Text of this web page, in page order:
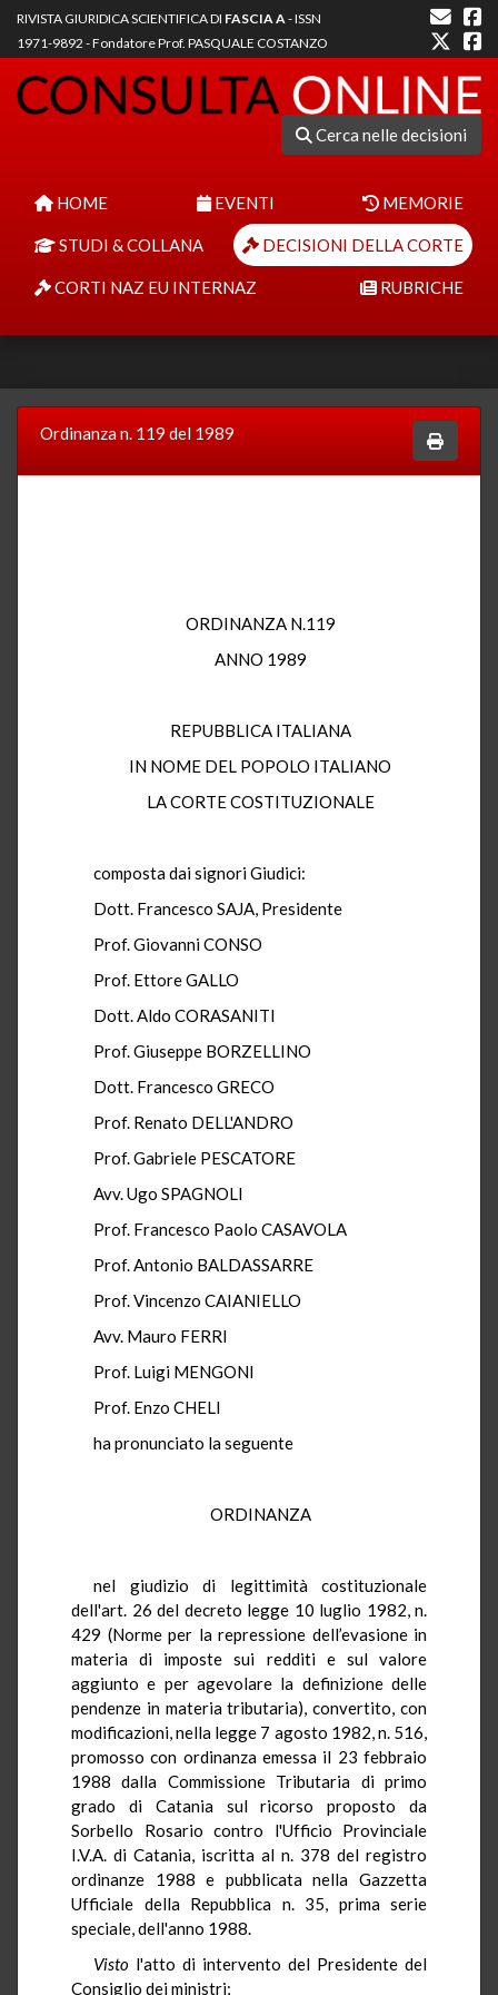
RIVISTA GIURIDICA SCIENTIFICA DI FASCIA A- ISSN
1971-9892 - Fondatore Prof. PASQUALE COSTANZO
Cerca nelle decisioni
HOME EVENTI MEMORIE
STUDI & COLLANA DECISIONI DELLA CORTE
CORTI NAZ EU INTERNAZ RUBRICHE
Ordinanza n. 119 del 1989
ORDINANZA N.119
ANNO 1989
REPUBBLICA ITALIANA
IN NOME DEL POPOLO ITALIANO
LA CORTE COSTITUZIONALE
composta dai signori Giudici:
Dott. Francesco SAJA, Presidente
Prof. Giovanni CONSO
Prof. Ettore GALLO
Dott. Aldo CORASANITI
Prof. Giuseppe BORZELLINO
Dott. Francesco GRECO
Prof. Renato DELL'ANDRO
Prof. Gabriele PESCATORE
Avv. Ugo SPAGNOLI
Prof. Francesco Paolo CASAVOLA
Prof. Antonio BALDASSARRE
Prof. Vincenzo CAIANIELLO
Avv. Mauro FERRI
Prof. Luigi MENGONI
Prof. Enzo CHELI
ha pronunciato la seguente
ORDINANZA
nel giudizio di legittimità costituzionale
dell'art. 26 del decreto legge 10 luglio 1982, n.
429 (Norme per la repressione dell’evasione in
materia di imposte sui redditi e sul valore
aggiunto e per agevolare la definizione delle
pendenze in materia tributaria), convertito, con
modificazioni, nella legge 7 agosto 1982, n. 516,
promosso con ordinanza emessa il 23 febbraio
1988 dalla Commissione Tributaria di primo
grado di Catania sul ricorso proposto da
Sorbello Rosario contro l'Ufficio Provinciale
I.V.A. di Catania, iscritta al n. 378 del registro
ordinanze 1988 e pubblicata nella Gazzetta
Ufficiale della Repubblica n. 35, prima serie
speciale, dell'anno 1988.
Visto l'atto di intervento del Presidente del
Consiglio dei ministri;